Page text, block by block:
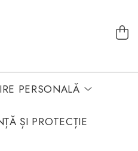
PERSONALĂ
ȘI PROTECȚIE